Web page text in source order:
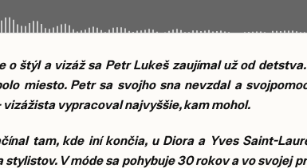
o štýl a vizáž sa Petr Lukeš zaujímal už od
miesto. Petr sa svojho sna nevzdal a
vypracoval najvyššie, kam mohol.
tam, kde iní končia, u Diora a Yves Saint-
V móde sa pohybuje 30 rokov a vo svojej